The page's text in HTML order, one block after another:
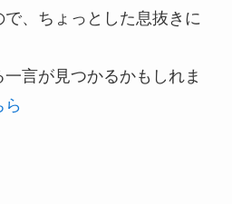
、ちょっとした息抜きに
言が見つかるかもしれま
ら